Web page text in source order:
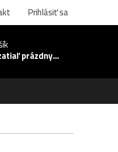
Prihlásiť sa
prázdny...